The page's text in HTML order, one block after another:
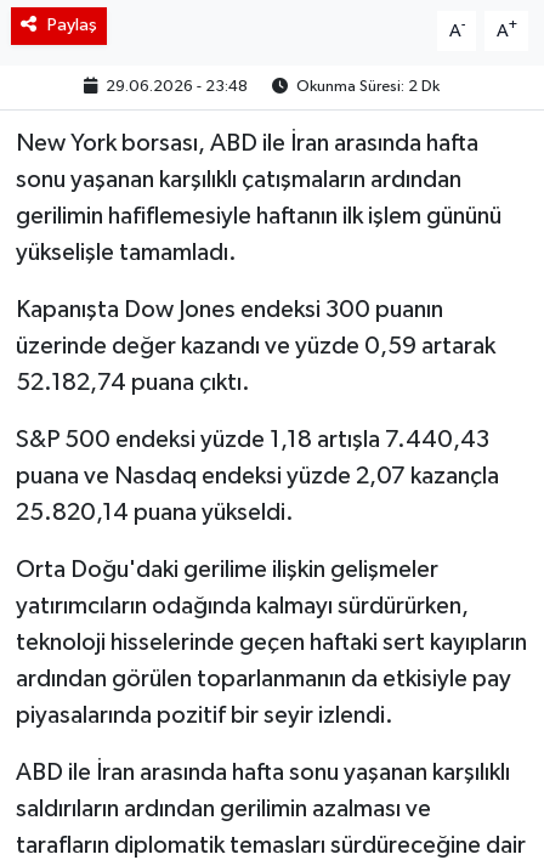
Paylaş A- A+
29.06.2026 - 23:48 Okunma Süresi: 2 Dk
New York borsası, ABD ile İran arasında hafta
sonu yaşanan karşılıklı çatışmaların ardından
gerilimin hafiflemesiyle haftanın ilk işlem gününü
yükselişle tamamladı.
Kapanışta Dow Jones endeksi 300 puanın
üzerinde değer kazandı ve yüzde 0,59 artarak
52.182,74 puana çıktı.
S&P 500 endeksi yüzde 1,18 artışla 7.440,43
puana ve Nasdaq endeksi yüzde 2,07 kazançla
25.820,14 puana yükseldi.
Orta Doğu'daki gerilime ilişkin gelişmeler
yatırımcıların odağında kalmayı sürdürürken,
teknoloji hisselerinde geçen haftaki sert kayıpların
ardından görülen toparlanmanın da etkisiyle pay
piyasalarında pozitif bir seyir izlendi.
ABD ile İran arasında hafta sonu yaşanan karşılıklı
saldırıların ardından gerilimin azalması ve
tarafların diplomatik temasları sürdüreceğine dair
Coin Isı Haritası
Ekonomik Takvim
Kiripto Para Piyasası
Gizlilik Sözleşmesi
İletişim